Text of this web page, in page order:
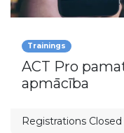
Trainings
ACT Pro
apmācība
Registrations Closed